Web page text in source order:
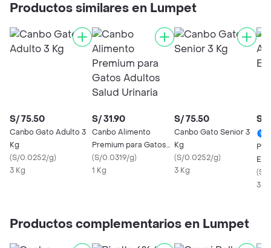
Productos similares en Lumpet
S/ 75.50
Canbo Gato Adulto 3
Kg
(S/0.0252/g)
3 Kg
S/ 31.90
Canbo Alimento
Premium para Gatos
Adultos Salud Urinaria
(S/0.0319/g)
1 Kg
S/ 75.50
Canbo Gato Senior 3
Kg
(S/0.0252/g)
3 Kg
S/
(S/
3
Productos complementarios en Lumpet